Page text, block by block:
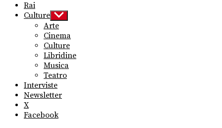
Rai
Culture Show
sub
menu
Arte
Cinema
Culture
Libridine
Musica
Teatro
Interviste
Newsletter
X
Facebook